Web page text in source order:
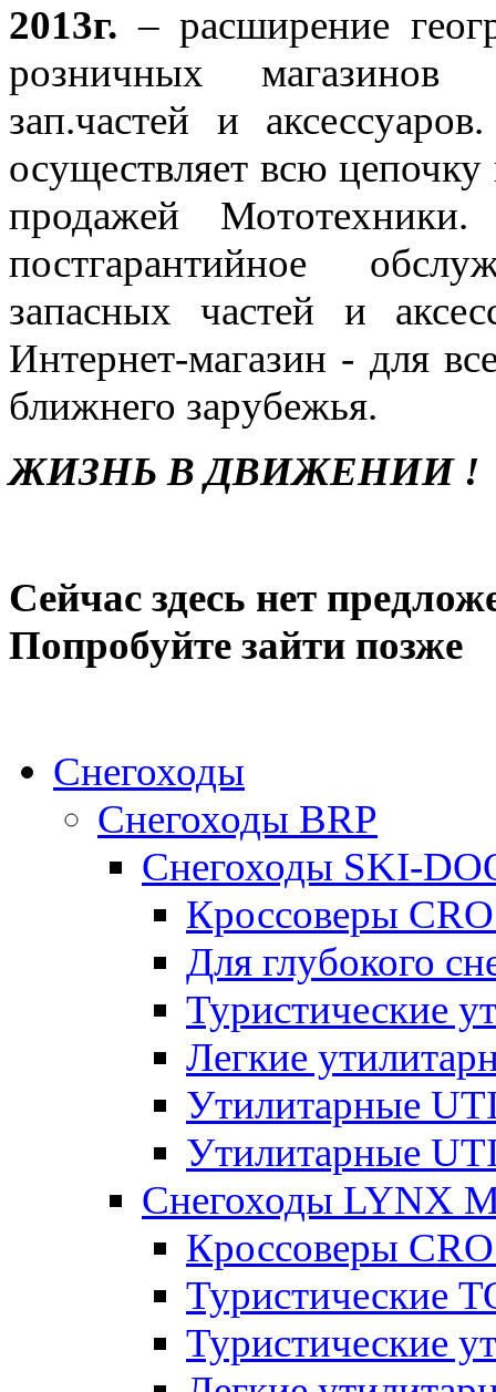
2013г. – расширение
розничных магазинов
зап.частей и
осуществляет всю цепочку
продажей
постгарантийное
запасных частей и
Интернет-магазин - для
ближнего зарубежья.
ЖИЗНЬ В ДВИЖЕНИИ !
Сейчас здесь нет
Попробуйте зайти позже
Снегоходы
Снегоходы BRP
Снегоходы SKI-
Кроссоверы
Для глубокого
Туристические
Легкие
Утилитарные
Утилитарные
Снегоходы LYNX
Кроссоверы
Туристические
Туристические